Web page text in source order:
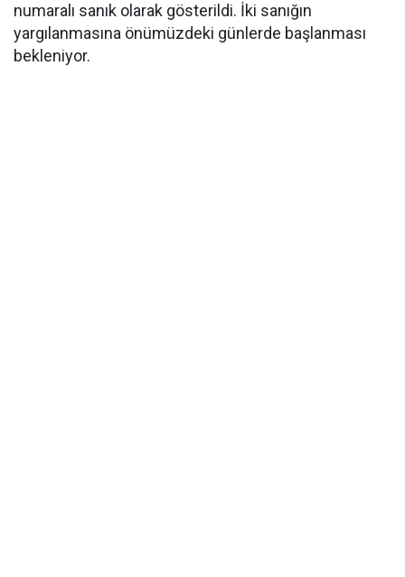
numaralı sanık olarak gösterildi. İki sanığın
yargılanmasına önümüzdeki günlerde başlanması
bekleniyor.